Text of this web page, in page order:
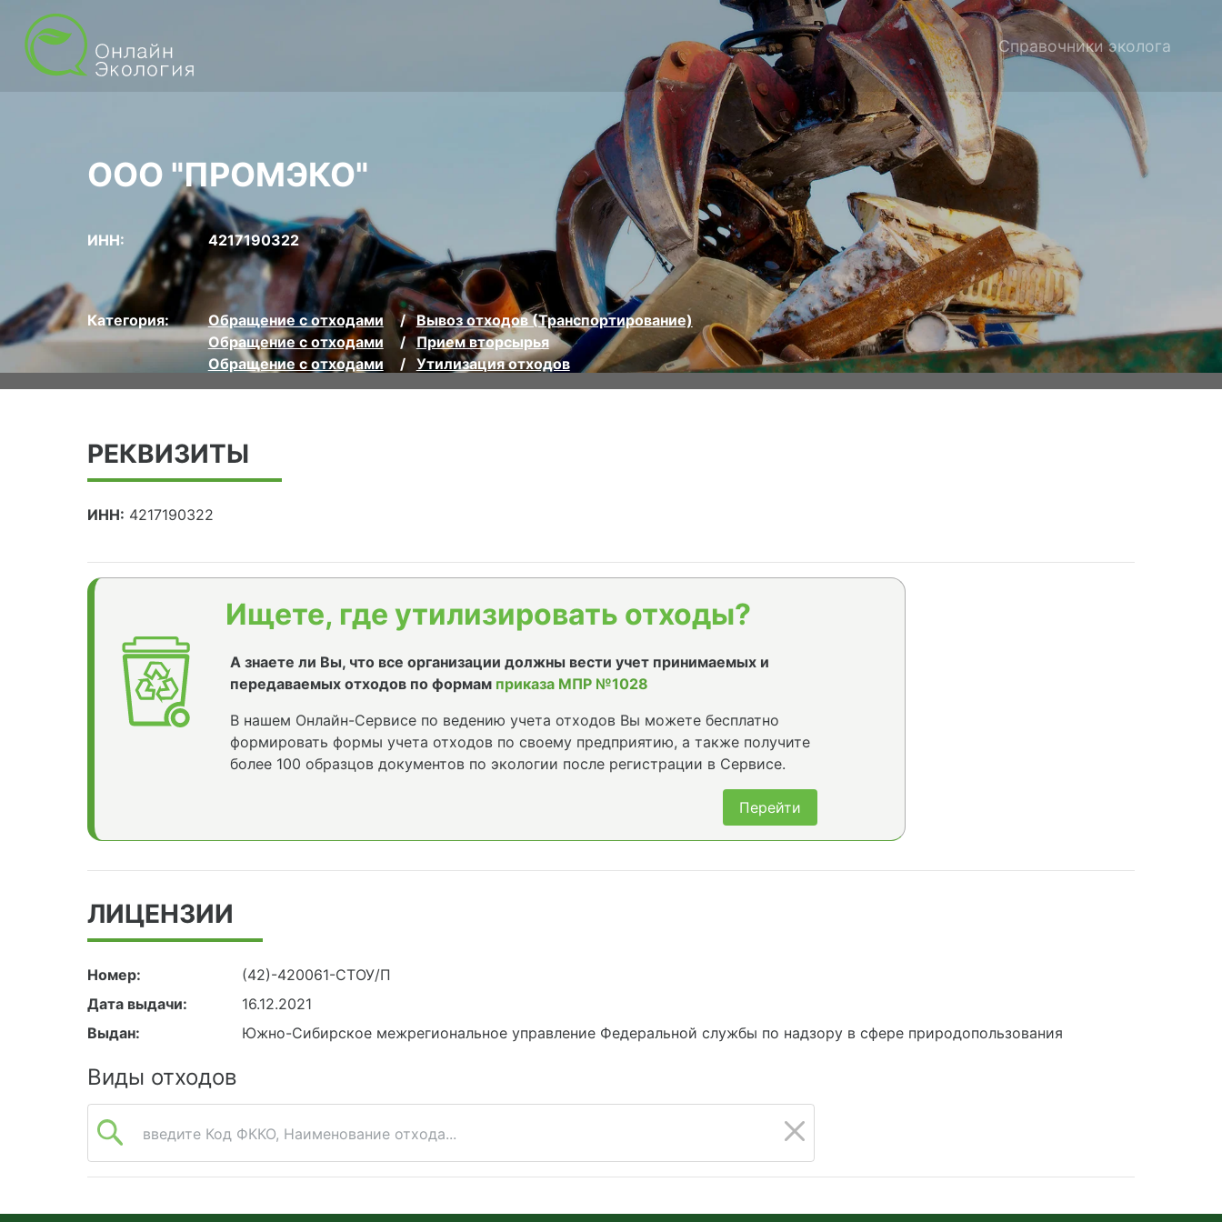
Справочники эколога
ООО "ПРОМЭКО"
ИНН: 4217190322
Категория: Обращение с отходами
Вывоз отходов (Транспортирование)
Обращение с отходами
Прием вторсырья
Обращение с отходами
Утилизация отходов
РЕКВИЗИТЫ
ИНН: 4217190322
Ищете, где утилизировать отходы?
А знаете ли Вы, что все организации должны вести учет принимаемых и
передаваемых отходов по формам приказа МПР №1028
В нашем Онлайн-Сервисе по ведению учета отходов Вы можете бесплатно
формировать формы учета отходов по своему предприятию, а также получите
более 100 образцов документов по экологии после регистрации в Сервисе.
Перейти
ЛИЦЕНЗИИ
Номер:
(42)-420061-СТОУ/П
Дата выдачи:
16.12.2021
Выдан:
Южно-Сибирское межрегиональное управление Федеральной службы по надзору в сфере природопользования
Виды отходов
введите Код ФККО, Наименование отхода...